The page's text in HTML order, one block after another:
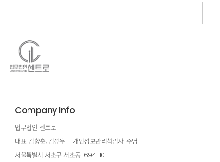
Company Info
법무법인 센트로
대표: 김향훈, 김정우
개인정보관리책임자: 주영
서울특별시 서초구 서초동 1694-10